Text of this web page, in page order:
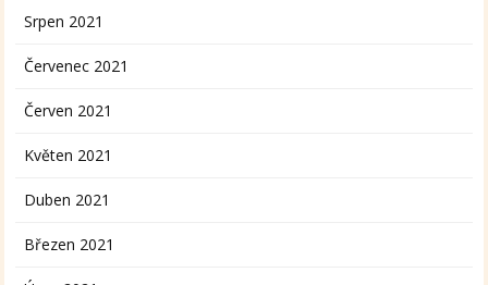
Srpen 2021
Červenec 2021
Červen 2021
Květen 2021
Duben 2021
Březen 2021